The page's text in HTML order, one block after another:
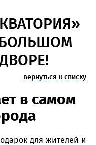
вернуться к списку
в самом
для жителей и